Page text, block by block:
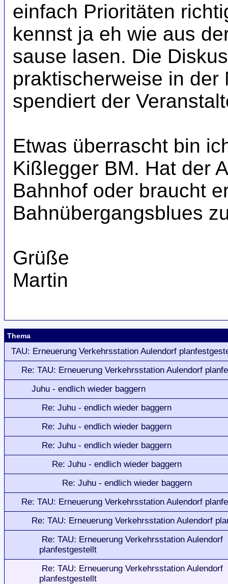
einfach Prioritäten
kennst ja eh wie aus
sause lasen. Die
praktischerweise in der
spendiert der
Etwas überrascht bin
Kißlegger BM. Hat der
Bahnhof oder braucht
Bahnübergangsblues
Grüße
Martin
Thema
TAU: Erneuerung Verkehrsstation Aulendorf
Re: TAU: Erneuerung Verkehrsstation Aulendorf
Juhu - endlich wieder baggern
Re: Juhu - endlich wieder baggern
Re: Juhu - endlich wieder baggern
Re: Juhu - endlich wieder baggern
Re: Juhu - endlich wieder baggern
Re: Juhu - endlich wieder baggern
Re: TAU: Erneuerung Verkehrsstation Aulendorf
Re: TAU: Erneuerung Verkehrsstation Aulendorf
Re: TAU: Erneuerung Verkehrsstation Aulendorf
planfestgestellt
Re: TAU: Erneuerung Verkehrsstation Aulendorf
planfestgestellt